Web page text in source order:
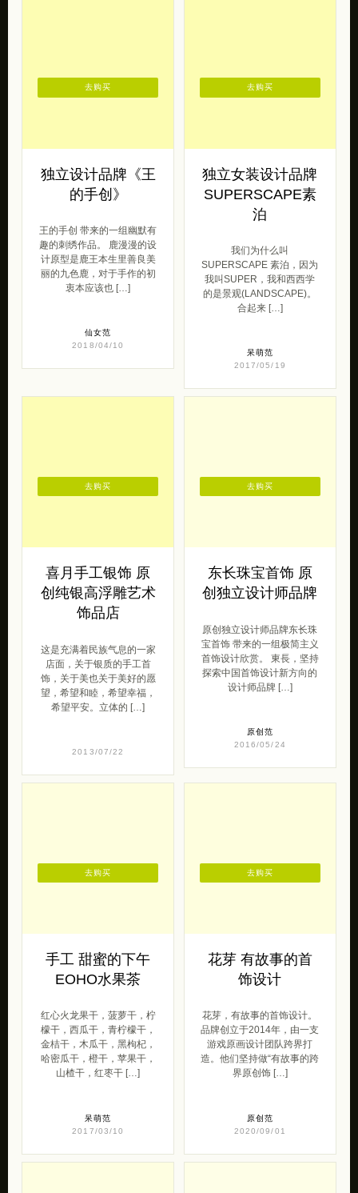
独立设计品牌《王
的手创》
王的手创 带来的一组幽默有
趣的刺绣作品。 鹿漫漫的设
计原型是鹿王本生里善良美
丽的九色鹿，对于手作的初
衷本应该也 […]
仙女范
2018/04/10
去购买
独立女装设计品牌
SUPERSCAPE素
泊
我们为什么叫
SUPERSCAPE 素泊，因为
我叫SUPER，我和西西学
的是景观(LANDSCAPE)。
合起来 […]
呆萌范
2017/05/19
去购买
喜月手工银饰 原
创纯银高浮雕艺术
饰品店
这是充满着民族气息的一家
店面，关于银质的手工首
饰，关于美也关于美好的愿
望，希望和睦，希望幸福，
希望平安。立体的 […]
2013/07/22
去购买
东长珠宝首饰 原
创独立设计师品牌
原创独立设计师品牌东长珠
宝首饰 带来的一组极简主义
首饰设计欣赏。 東長，坚持
探索中国首饰设计新方向的
设计师品牌 […]
原创范
2016/05/24
去购买
手工 甜蜜的下午
EOHO水果茶
红心火龙果干，菠萝干，柠
檬干，西瓜干，青柠檬干，
金桔干，木瓜干，黑枸杞，
哈密瓜干，橙干，苹果干，
山楂干，红枣干 […]
呆萌范
2017/03/10
去购买
花芽 有故事的首
饰设计
花芽，有故事的首饰设计。
品牌创立于2014年，由一支
游戏原画设计团队跨界打
造。他们坚持做“有故事的跨
界原创饰 […]
原创范
2020/09/01
去购买